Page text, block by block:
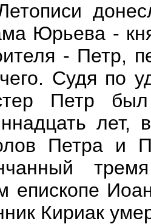
Юрьева -
- Петр,
Судя по
Петр был
Петра и
епископе
Кириак